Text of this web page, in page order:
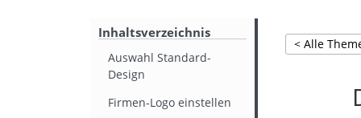
Inhaltsverzeichnis
Auswahl Standard-
Design
Firmen-Logo einstellen
< Alle